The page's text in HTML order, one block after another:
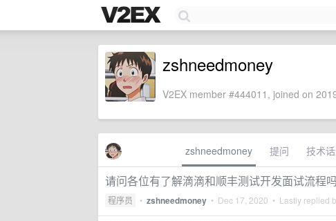
zshneedmoney
V2EX member #444011, joined on
zshneedmoney 提问 技术
请问各位有了解滴滴和顺丰测试开发面试流程吗
程序员 • zshneedmoney • Dec 17, 2020 • Lastly replied